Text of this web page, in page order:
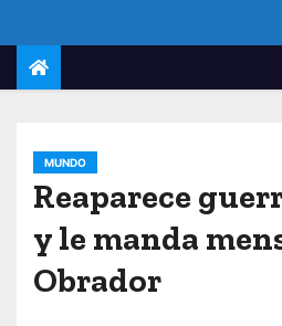
MUNDO
Reaparece
y le manda
Obrador